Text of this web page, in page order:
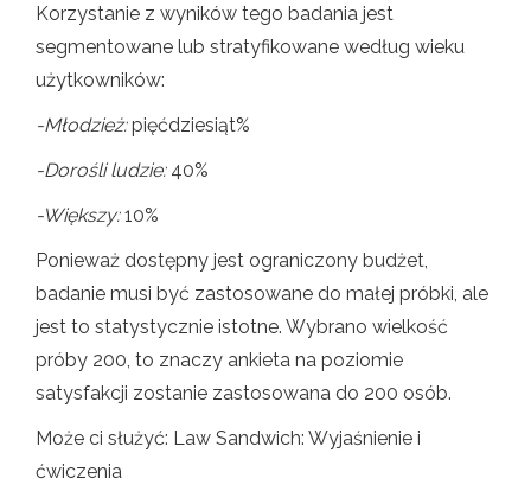
Korzystanie z wyników tego badania jest
segmentowane lub stratyfikowane według wieku
użytkowników:
-Młodzież:pięćdziesiąt%
-Dorośli ludzie:40%
-Większy:10%
Ponieważ dostępny jest ograniczony budżet,
badanie musi być zastosowane do małej próbki, ale
jest to statystycznie istotne. Wybrano wielkość
próby 200, to znaczy ankieta na poziomie
satysfakcji zostanie zastosowana do 200 osób.
Może ci służyć: Law Sandwich: Wyjaśnienie i
ćwiczenia